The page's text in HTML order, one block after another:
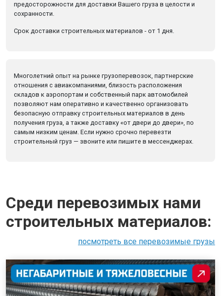
предосторожности для доставки Вашего груза в целости и
сохранности.
Срок доставки строительных материалов - от 1 дня.
Многолетний опыт на рынке грузоперевозок, партнерские
отношения с авиакомпаниями, близость расположения
складов к аэропортам и собственный парк автомобилей
позволяют нам оперативно и качественно организовать
безопасную отправку строительных материалов в день
получения груза, а также доставку «от двери до двери», по
самым низким ценам. Если нужно срочно перевезти
строительный груз — звоните или пишите в мессенджерах.
Среди перевозимых нами
строительных материалов:
посмотреть все перевозимые грузы